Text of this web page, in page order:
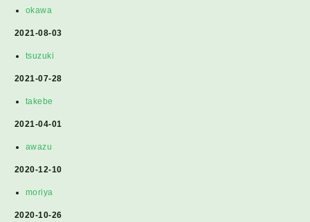
okawa
2021-08-03
tsuzuki
2021-07-28
takebe
2021-04-01
awazu
2020-12-10
moriya
2020-10-26